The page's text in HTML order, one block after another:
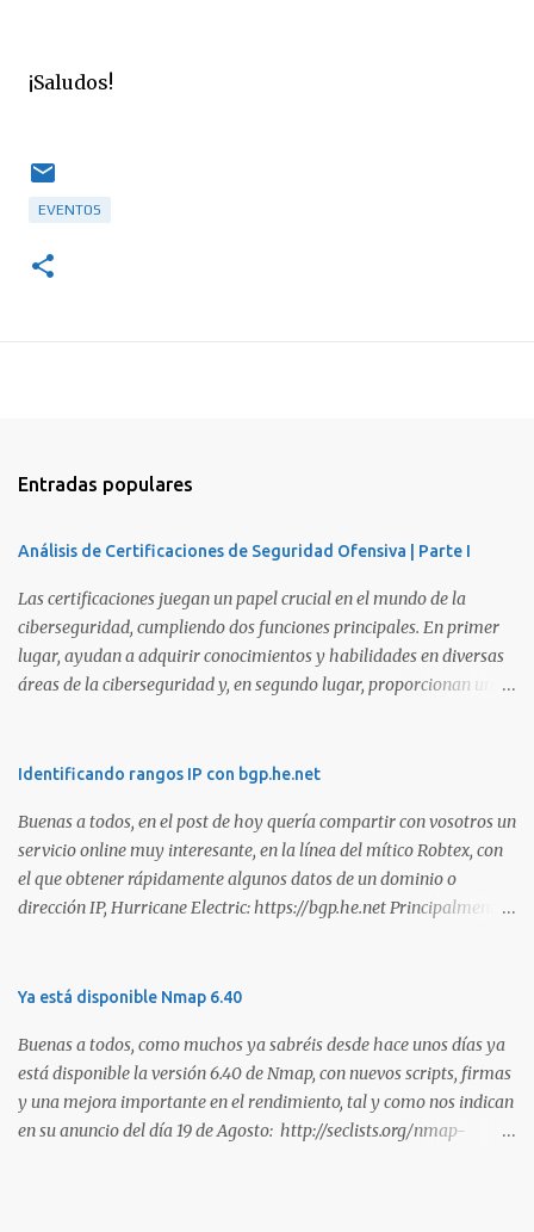
¡Saludos!
EVENTOS
Entradas populares
Análisis de Certificaciones de Seguridad Ofensiva | Parte I
Las certificaciones juegan un papel crucial en el mundo de la
ciberseguridad, cumpliendo dos funciones principales. En primer
lugar, ayudan a adquirir conocimientos y habilidades en diversas
áreas de la ciberseguridad y, en segundo lugar, proporcionan una
certificaciones existentes hoy en día, elegir la adecuada puede
certificaciones que consideramos como opciones sólidas para
aquellos que desean especializarse en el área de la seguridad
ofensiva. Todas ellas son totalmente prácticas y su examen simula
un escenario real en el que se deben comprometer diversos activos,
La primera certificación de la lista es el eJPT (Junior Penetration
Identificando rangos IP con bgp.he.net
Buenas a todos, en el post de hoy quería compartir con vosotros un
servicio online muy interesante, en la línea del mítico Robtex, con
el que obtener rápidamente algunos datos de un dominio o
dirección IP, Hurricane Electric: https://bgp.he.net Principalmente
durante la estimación de un test de intrusión. A continuación os
interesante utilidad para tener en los marcadores de nuestro
navegador. Saludos!
Ya está disponible Nmap 6.40
Buenas a todos, como muchos ya sabréis desde hace unos días ya
está disponible la versión 6.40 de Nmap, con nuevos scripts, firmas
y una mejora importante en el rendimiento, tal y como nos indican
en su anuncio del día 19 de Agosto: http://seclists.org/nmap-